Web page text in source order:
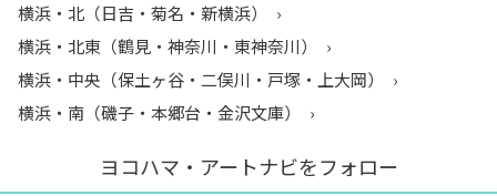
横浜・北（日吉・菊名・新横浜）
横浜・北東（鶴見・神奈川・東神奈川）
横浜・中央（保土ヶ谷・二俣川・戸塚・上大岡）
横浜・南（磯子・本郷台・金沢文庫）
ヨコハマ・アートナビをフォロー